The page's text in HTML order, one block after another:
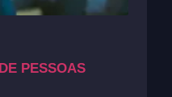
PESSOAS